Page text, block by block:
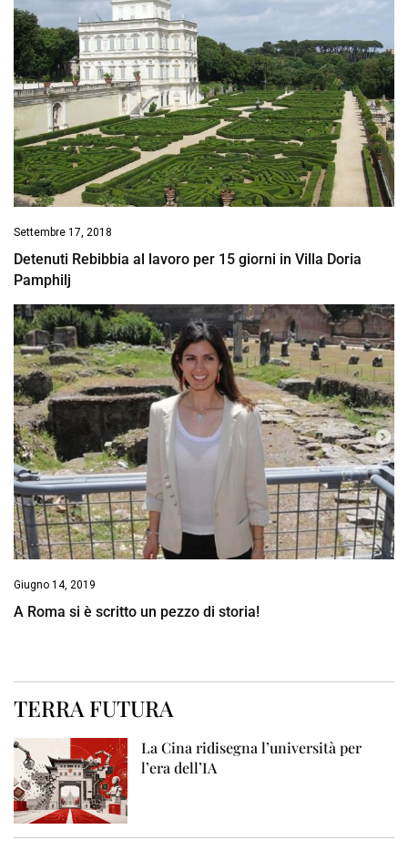
Settembre 17, 2018
Detenuti Rebibbia al lavoro per 15 giorni in Villa Doria
Pamphilj
Giugno 14, 2019
A Roma si è scritto un pezzo di storia!
TERRA FUTURA
La Cina ridisegna l’università per
l’era dell’IA